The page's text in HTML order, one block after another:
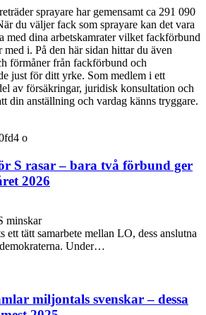
sprayare har gemensamt ca 291 090
du väljer fack som sprayare kan det vara
med dina arbetskamrater vilket fackförbund
med i. På den här sidan hittar du även
förmåner från fackförbund och
just för ditt yrke. Som medlem i ett
av försäkringar, juridisk konsultation och
din anställning och vardag känns tryggare.
S rasar – bara två förbund ger
2026
minskar
ett tätt samarbete mellan LO, dess anslutna
Under…
miljontals svenskar – dessa